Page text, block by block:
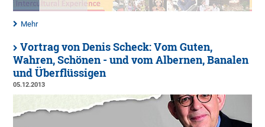
Mehr
Vortrag von Denis Scheck: Vom Guten,
Wahren, Schönen - und vom Albernen, Banalen
und Überflüssigen
05.12.2013